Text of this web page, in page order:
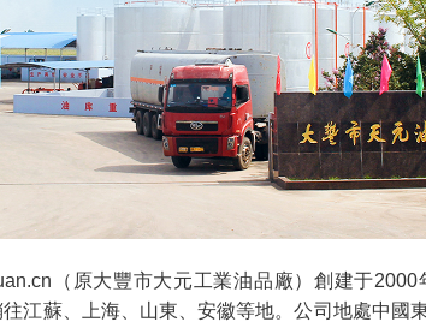
（原大豐市大元工業油品廠）創建于
江蘇、上海、山東、安徽等地。公司地處中國